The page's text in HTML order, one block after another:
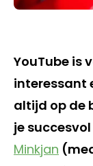
YouTube is
interessant
altijd op de
je
Minkjan